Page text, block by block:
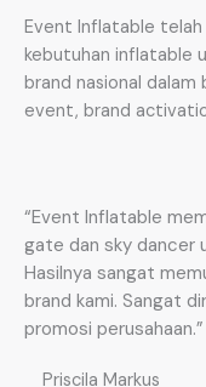
Event Inflatable telah
kebutuhan inflatable
brand nasional
event, brand
“Event Inflatable
gate dan sky dancer
Hasilnya sangat
brand kami. Sangat
promosi perusahaan.”
Priscila Markus